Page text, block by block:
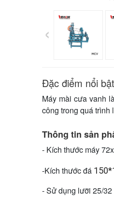
‹
Đặc điểm nổi
Máy mài cưa vanh
công trong quá trình
Thông tin sản
- Kích thước máy
-Kích thước đá
- Sử dụng lưỡi 25/32